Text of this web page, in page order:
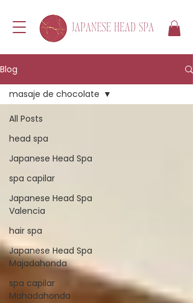
Blog
All Posts
head spa
Japanese Head Spa
spa capilar
Japanese Head Spa
Valencia
hair spa
Japanese Head Spa
Majadahonda
spa capilar
Mahadahonda
masaje de chocolate